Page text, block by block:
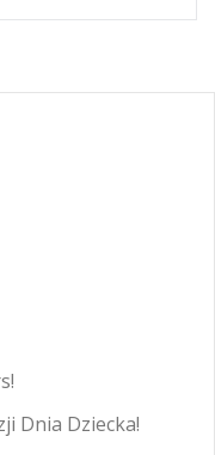
Dnia Dziecka!